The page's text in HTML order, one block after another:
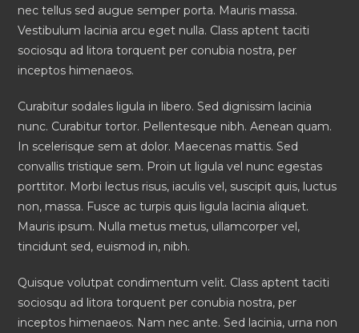
nec tellus sed augue semper porta. Mauris massa.
Vestibulum lacinia arcu eget nulla. Class aptent taciti
sociosqu ad litora torquent per conubia nostra, per
inceptos himenaeos.
Curabitur sodales ligula in libero. Sed dignissim lacinia
nunc. Curabitur tortor. Pellentesque nibh. Aenean quam.
In scelerisque sem at dolor. Maecenas mattis. Sed
convallis tristique sem. Proin ut ligula vel nunc egestas
porttitor. Morbi lectus risus, iaculis vel, suscipit quis, luctus
non, massa. Fusce ac turpis quis ligula lacinia aliquet.
Mauris ipsum. Nulla metus metus, ullamcorper vel,
tincidunt sed, euismod in, nibh.
Quisque volutpat condimentum velit. Class aptent taciti
sociosqu ad litora torquent per conubia nostra, per
inceptos himenaeos. Nam nec ante. Sed lacinia, urna non